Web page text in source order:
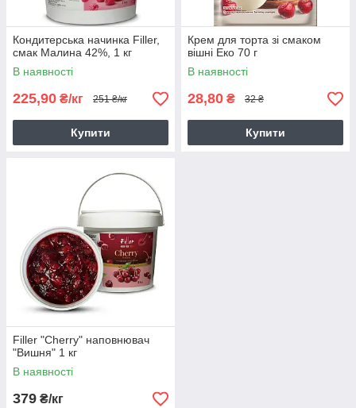
Кондитерська начинка Filler,
смак Малина 42%, 1 кг
В наявності
225,90 ₴/кг 251 ₴/кг
Купити
Крем для торта зі смаком
вішні Еко 70 г
В наявності
28,80 ₴ 32 ₴
Купити
Filler "Cherry" наповнювач
"Вишня" 1 кг
В наявності
379 ₴/кг